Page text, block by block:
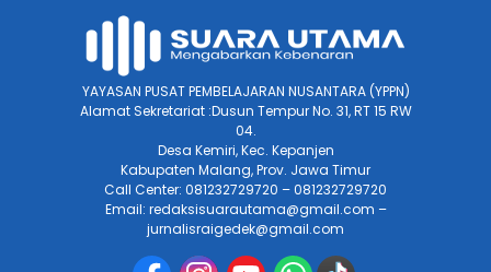
YAYASAN PUSAT PEMBELAJARAN NUSANTARA (YPPN)
Alamat Sekretariat :Dusun Tempur No. 31, RT 15 RW
04.
Desa Kemiri, Kec. Kepanjen
Kabupaten Malang, Prov. Jawa Timur
Call Center: 081232729720 – 081232729720
Email: redaksisuarautama@gmail.com –
jurnalisraigedek@gmail.com